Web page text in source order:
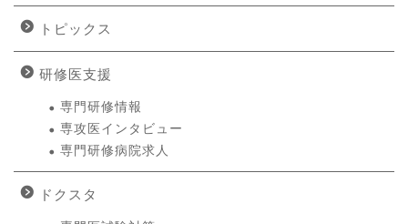
トピックス
研修医支援
専門研修情報
専攻医インタビュー
専門研修病院求人
ドクスタ